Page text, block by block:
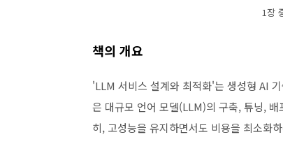
1장
책의 개요
'LLM 서비스 설계와 최적화'는 생성형 AI
은 대규모 언어 모델(LLM)의 구축, 튜닝,
히, 고성능을 유지하면서도 비용을 최소화